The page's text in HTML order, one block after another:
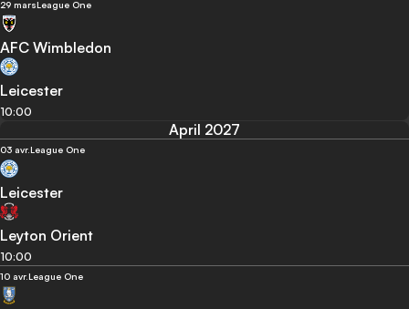
29 marsLeague One
AFC Wimbledon
Leicester
10:00
April 2027
03 avr.League One
Leicester
Leyton Orient
10:00
10 avr.League One